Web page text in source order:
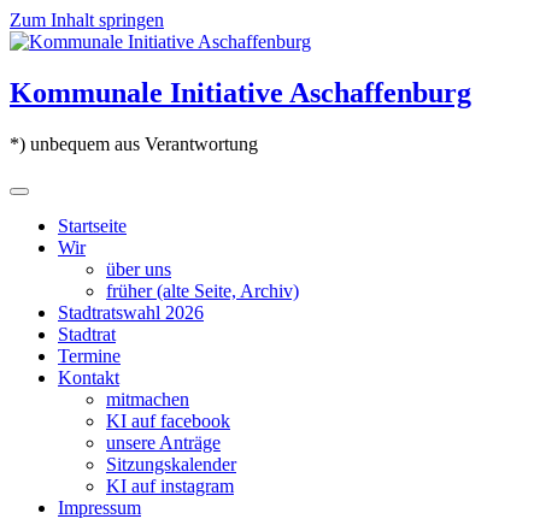
Zum Inhalt springen
Kommunale Initiative Aschaffenburg
*) unbequem aus Verantwortung
Startseite
Wir
über uns
früher (alte Seite, Archiv)
Stadtratswahl 2026
Stadtrat
Termine
Kontakt
mitmachen
KI auf facebook
unsere Anträge
Sitzungskalender
KI auf instagram
Impressum